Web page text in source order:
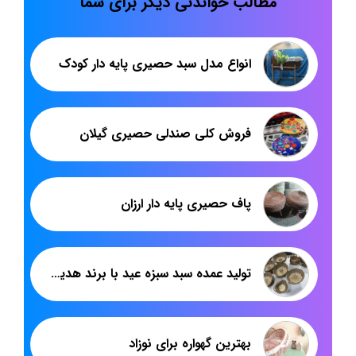
انواع مدل سبد حصیری پایه دار کودک
فروش کلی صندلی حصیری گیلان
پاف حصیری پایه دار ارزان
تولید عمده سبد سبزه عید با برند هدیکا | خرید مستقیم ازتولیدکننده
بهترین گهواره برای نوزاد